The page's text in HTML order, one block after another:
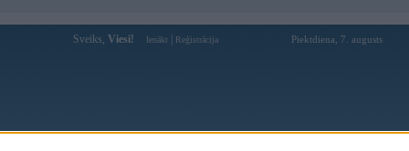
Sveiks, Viesi! Ienākt Reģistrācija Piektdiena, 7. augusts